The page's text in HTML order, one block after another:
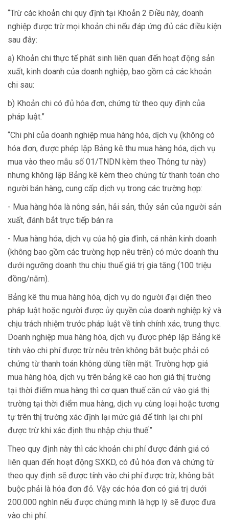
“Trừ các khoản chi quy định tại Khoản 2 Điều này, doanh
nghiệp được trừ mọi khoản chi nếu đáp ứng đủ các điều kiện
sau đây:
a) Khoản chi thực tế phát sinh liên quan đến hoạt động sản
xuất, kinh doanh của doanh nghiệp, bao gồm cả các khoản
chi sau:
b) Khoản chi có đủ hóa đơn, chứng từ theo quy định của
pháp luật.”
“Chi phí của doanh nghiệp mua hàng hóa, dịch vụ (không có
hóa đơn, được phép lập Bảng kê thu mua hàng hóa, dịch vụ
mua vào theo mẫu số 01/TNDN kèm theo Thông tư này)
nhưng không lập Bảng kê kèm theo chứng từ thanh toán cho
người bán hàng, cung cấp dịch vụ trong các trường hợp:
- Mua hàng hóa là nông sản, hải sản, thủy sản của người sản
xuất, đánh bắt trực tiếp bán ra
- Mua hàng hóa, dịch vụ của hộ gia đình, cá nhân kinh doanh
(không bao gồm các trường hợp nêu trên) có mức doanh thu
dưới ngưỡng doanh thu chịu thuế giá trị gia tăng (100 triệu
đồng/năm).
Bảng kê thu mua hàng hóa, dịch vụ do người đại diện theo
pháp luật hoặc người được ủy quyền của doanh nghiệp ký và
chịu trách nhiệm trước pháp luật về tính chính xác, trung thực.
Doanh nghiệp mua hàng hóa, dịch vụ được phép lập Bảng kê
tính vào chi phí được trừ nêu trên không bắt buộc phải có
chứng từ thanh toán không dùng tiền mặt. Trường hợp giá
mua hàng hóa, dịch vụ trên bảng kê cao hơn giá thị trường
tại thời điểm mua hàng thì cơ quan thuế căn cứ vào giá thị
trường tại thời điểm mua hàng, dịch vụ cùng loại hoặc tương
tự trên thị trường xác định lại mức giá để tính lại chi phí
được trừ khi xác định thu nhập chịu thuế.”
Theo quy định này thì các khoản chi phí được đánh giá có
liên quan đến hoạt động SXKD, có đủ hóa đơn và chứng từ
theo quy định sẽ được tính vào chi phí được trừ, không bắt
buộc phải là hóa đơn đỏ. Vậy các hóa đơn có giá trị dưới
200.000 nghìn nếu được chứng minh là hợp lý sẽ được đưa
vào chi phí.